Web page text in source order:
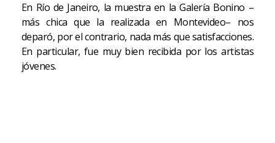
En Río de Janeiro, la muestra en la Galería Bonino –
más chica que la realizada en Montevideo– nos
deparó, por el contrario, nada más que satisfacciones.
En particular, fue muy bien recibida por los artistas
jóvenes.